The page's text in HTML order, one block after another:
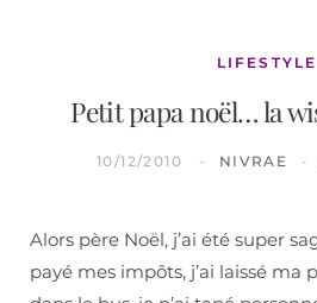
LIFESTYLE
Petit papa noël… la
10/12/2010 NIVRAE
Alors père Noël, j’ai été super
payé mes impôts, j’ai laissé ma